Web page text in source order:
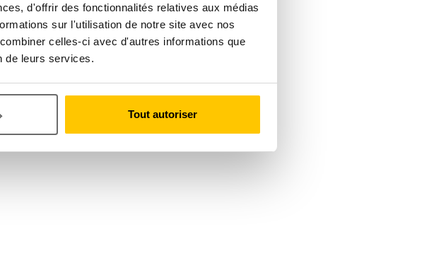
d'offrir des fonctionnalités relatives aux médias
sur l'utilisation de notre site avec nos
celles-ci avec d'autres informations que
de leurs services.
Tout autoriser